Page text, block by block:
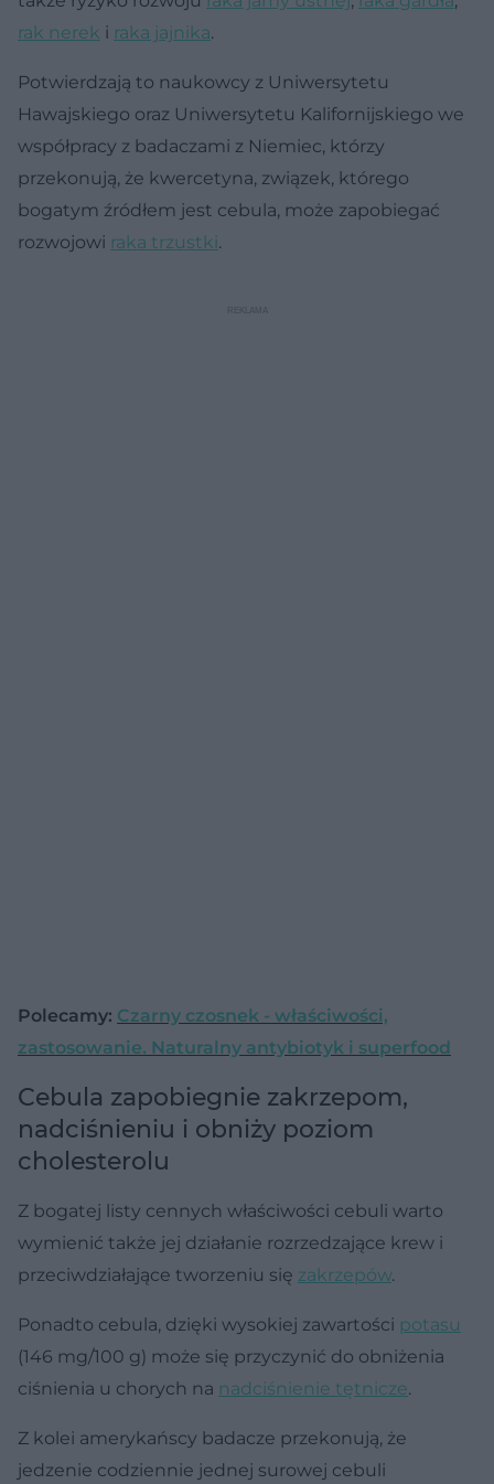
rak nerek i raka jajnika.
Potwierdzają to naukowcy z Uniwersytetu
Hawajskiego oraz Uniwersytetu Kalifornijskiego we
współpracy z badaczami z Niemiec, którzy
przekonują, że kwercetyna, związek, którego
bogatym źródłem jest cebula, może zapobiegać
rozwojowi raka trzustki.
Polecamy: Czarny czosnek - właściwości,
zastosowanie. Naturalny antybiotyk i superfood
Cebula zapobiegnie zakrzepom,
nadciśnieniu i obniży poziom
cholesterolu
Z bogatej listy cennych właściwości cebuli warto
wymienić także jej działanie rozrzedzające krew i
przeciwdziałające tworzeniu się zakrzepów.
Ponadto cebula, dzięki wysokiej zawartości potasu
(146 mg/100 g) może się przyczynić do obniżenia
ciśnienia u chorych na nadciśnienie tętnicze.
Z kolei amerykańscy badacze przekonują, że
jedzenie codziennie jednej surowej cebuli